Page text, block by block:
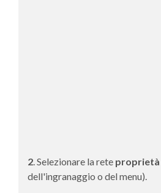
2. Selezionare la rete proprietà
dell'ingranaggio o del menu).